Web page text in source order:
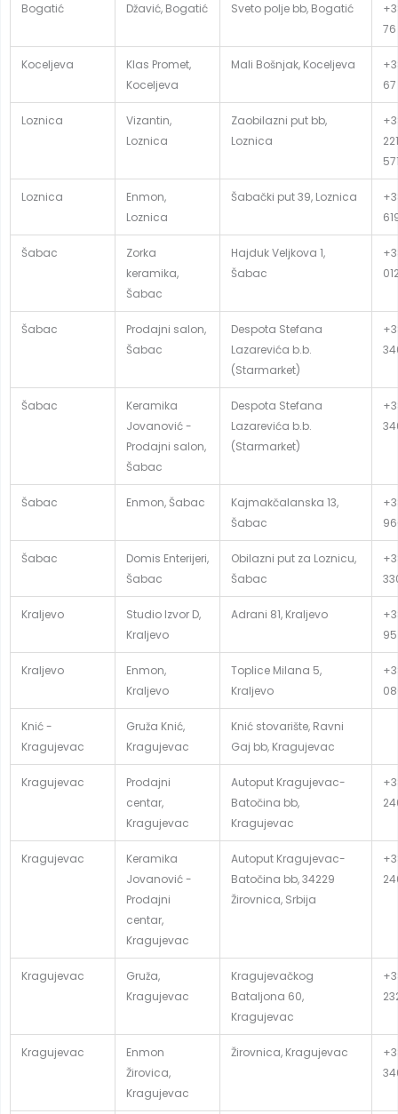
Bogatić Džavić, Bogatić Sveto polje bb, Bogatić
76
Koceljeva
Klas Promet,
Koceljeva
Mali Bošnjak, Koceljeva
Loznica
Vizantin,
Loznica
Zaobilazni put bb,
Loznica
Loznica
Enmon,
Loznica
Šabački put 39, Loznica
Šabac
Zorka
keramika,
Šabac
Hajduk Veljkova 1,
Šabac
Šabac
Prodajni salon,
Šabac
Despota Stefana
Lazarevića b.b.
(Starmarket)
Šabac
Keramika
Jovanović -
Prodajni salon,
Šabac
Despota Stefana
Lazarevića b.b.
(Starmarket)
Šabac Enmon, Šabac
Kajmakčalanska 13,
Šabac
Šabac
Domis Enterijeri,
Šabac
Obilazni put za Loznicu,
Šabac
Kraljevo
Studio Izvor D,
Kraljevo
Adrani 81, Kraljevo
Kraljevo
Enmon,
Kraljevo
Toplice Milana 5,
Kraljevo
Knić -
Kragujevac
Gruža Knić,
Kragujevac
Knić stovarište, Ravni
Gaj bb, Kragujevac
Kragujevac
Prodajni
centar,
Kragujevac
Autoput Kragujevac-
Batočina bb,
Kragujevac
Kragujevac
Keramika
Jovanović -
Prodajni
centar,
Kragujevac
Autoput Kragujevac-
Batočina bb, 34229
Žirovnica, Srbija
Kragujevac
Gruža,
Kragujevac
Kragujevačkog
Bataljona 60,
Kragujevac
Kragujevac
Enmon
Žirovica,
Kragujevac
Žirovnica, Kragujevac